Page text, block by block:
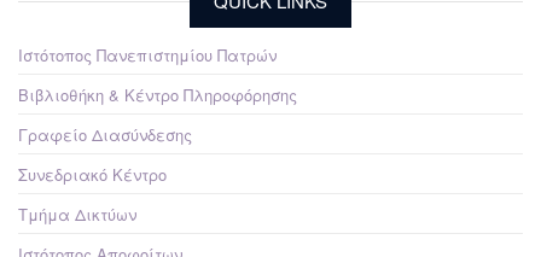
Ιστότοπος Πανεπιστημίου Πατρών
Βιβλιοθήκη & Κέντρο Πληροφόρησης
Γραφείο Διασύνδεσης
Συνεδριακό Κέντρο
Τμήμα Δικτύων